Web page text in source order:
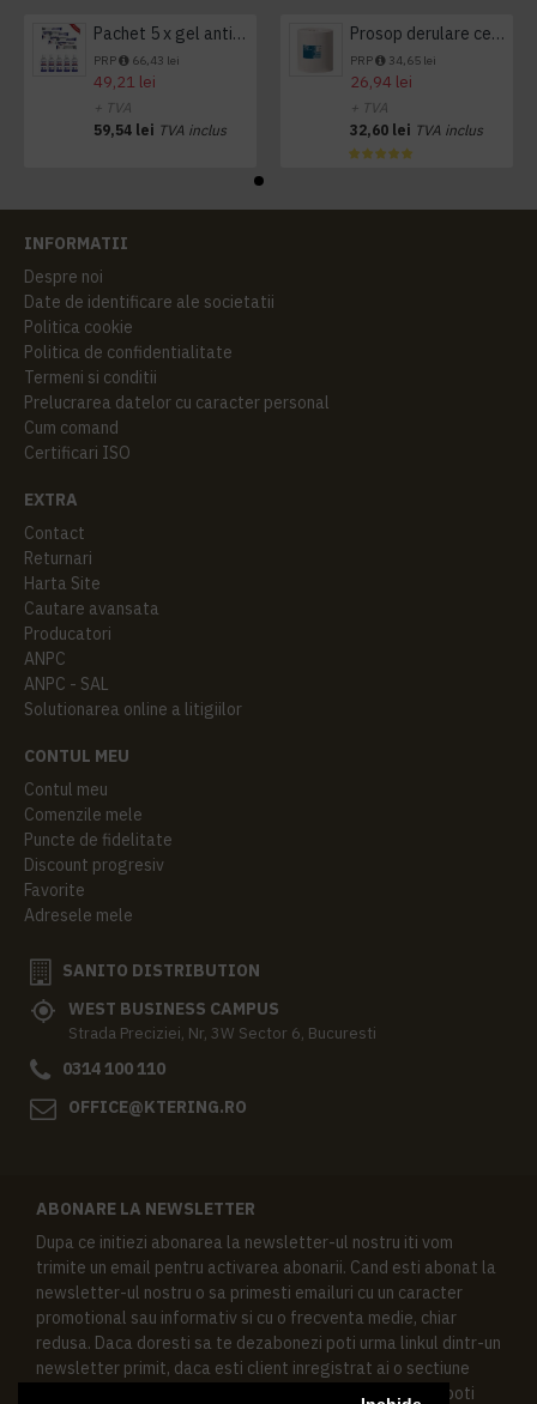
Pachet 5 x gel antibacterian 50ml si 3 x Servetele antibacteriene 48 buc Hygienium
PRP 66,43 lei
49,21 lei
+ TVA
59,54 lei TVA inclus
Prosop derulare centrala 1 pliu, 300 m Tork
PRP 34,65 lei
26,94 lei
+ TVA
32,60 lei TVA inclus
INFORMATII
Despre noi
Date de identificare ale societatii
Politica cookie
Politica de confidentialitate
Termeni si conditii
Prelucrarea datelor cu caracter personal
Cum comand
Certificari ISO
EXTRA
Contact
Returnari
Harta Site
Cautare avansata
Producatori
ANPC
ANPC - SAL
Solutionarea online a litigiilor
CONTUL MEU
Contul meu
Comenzile mele
Puncte de fidelitate
Discount progresiv
Favorite
Adresele mele
SANITO DISTRIBUTION
WEST BUSINESS CAMPUS
Strada Preciziei, Nr, 3W Sector 6, Bucuresti
0314 100 110
OFFICE@KTERING.RO
ABONARE LA NEWSLETTER
Dupa ce initiezi abonarea la newsletter-ul nostru iti vom
trimite un email pentru activarea abonarii. Cand esti abonat la
newsletter-ul nostru o sa primesti emailuri cu un caracter
promotional sau informativ si cu o frecventa medie, chiar
redusa. Daca doresti sa te dezabonezi poti urma linkul dintr-un
newsletter primit, daca esti client inregistrat ai o sectiune
speciala in contul tau in acest scop, si de asemenea ne poti